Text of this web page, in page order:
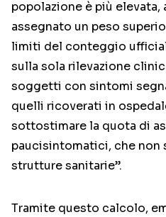
popolazione è più elevata,
assegnato un peso
limiti del conteggio
sulla sola rilevazione
soggetti con sintomi
quelli ricoverati in
sottostimare la quota di
paucisintomatici, che non
strutture sanitarie”.
Tramite questo calcolo,